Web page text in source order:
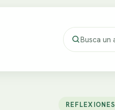
REFLEXIONES